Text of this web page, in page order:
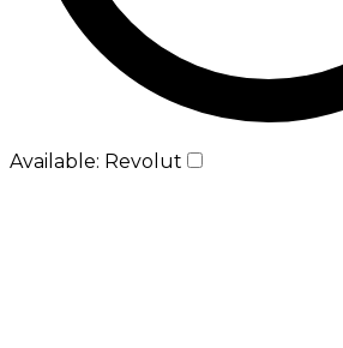
Available: Revolut